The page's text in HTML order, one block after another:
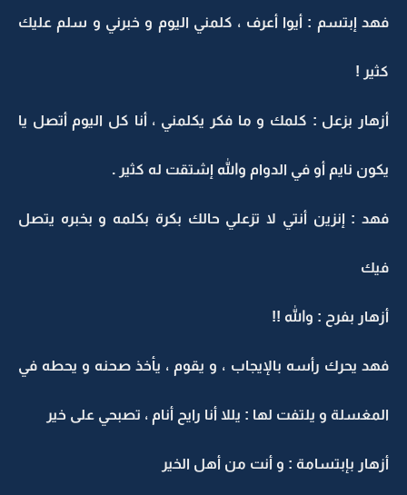
فهد إبتسم : أيوا أعرف ، كلمني اليوم و خبرني و سلم عليك
كثير !
أزهار بزعل : كلمك و ما فكر يكلمني ، أنا كل اليوم أتصل يا
يكون نايم أو في الدوام والله إشتقت له كثير .
فهد : إنزين أنتي لا تزعلي حالك بكرة بكلمه و بخبره يتصل
فيك
أزهار بفرح : والله !!
فهد يحرك رأسه بالإيجاب ، و يقوم ، يأخذ صحنه و يحطه في
المغسلة و يلتفت لها : يللا أنا رايح أنام ، تصبحي على خير
أزهار بإبتسامة : و أنت من أهل الخير